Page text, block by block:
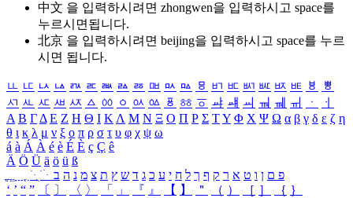
中文 을 입력하시려면 zhongwen을 입력하시고 space를
누르시면됩니다.
北京 을 입력하시려면 beijing을 입력하시고 space를 누르
시면 됩니다.
ㅥ ㅦ ㅧ ㅨ ㅩ ㅪ ㅫ ㅬ ㅭ ㅮ ㅯ ㅰ ㅱ ㅲ ㅳ ㅴ ㅵ ㅶ ㅷ ㅸ
ㅹ
ㅺ ㅻ ㅼ ㅽ ㅾ ㅿ ㆀ ㆁ ㆂ ㆃ ㆄ ㆅ ㆆ ㆇ ㆈ ㆉ ㆊ ㆋ ㆌ ㆍ
ㆎ
Α Β ΓΔ Ε Ζ Η Θ Ι ΚΛ Μ Ν Ξ Ο Π Ρ Σ ΤΥ Φ Χ Ψ Ω α β γ δ ε ζ η
θ ι κ λ μ ν ξ ο π ρ σ τ υ φ χ ψ ω
á à Á À é è É È ç Ç ê
Ä Ö Ü ä ö ü ß
ִֶֹ ֻּ ׁׂ פ ם ן ו ט א ר ק ף ך ל ח י ע כ ג ד ש ץ ת צ מ נ ה ב
‘ ’ “ ” 〔 〕 〈 〉 「 」 『 』 【 】 ＂ （ ） ［ ］ ｛ ｝